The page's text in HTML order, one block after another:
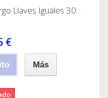
Llaves Iguales 30...
€
Más